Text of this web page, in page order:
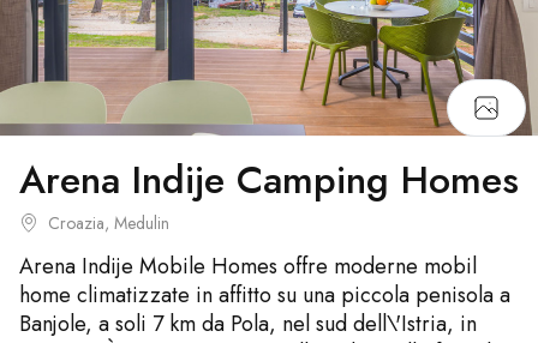
Arena Indije Camping Homes
Croazia, Medulin
Arena Indije Mobile Homes offre moderne mobil
home climatizzate in affitto su una piccola penisola a
Banjole, a soli 7 km da Pola, nel sud dell\'Istria, in